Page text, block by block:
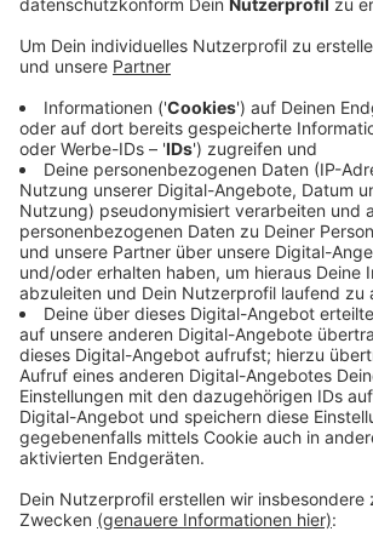
Veröffentlicht:Montag, 06.07.2026 10:22
Anzeige
Die Feuerwehr Lüdinghausen und die
Seppenrade, Olfen, Buldern und
Großeinsatz. Hilfe gab's durch
Brandschneisen anlegten und
Verfügung stellten. Die Flammen
benachbartes Waldgebiet
drei Stunden dann die Entwarnung: das
Zwei Menschen mussten während des
medizinisch versorgt werden.